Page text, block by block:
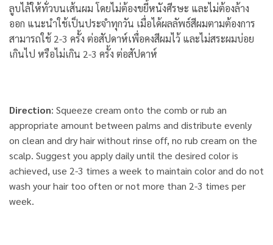
ลูบไล้ให้ทั่วบนเส้นผม โดยไม่ต้องขยี้หนังศีรษะ และไม่ต้องล้าง
ออก แนะนำใช้เป็นประจำทุกวัน เมื่อได้ผลลัพธ์สีผมตามต้องการ
สามารถใช้ 2-3 ครั้ง ต่อสัปดาห์เพื่อคงสีผมไว้ และไม่สระผมบ่อย
เกินไป หรือไม่เกิน 2-3 ครั้ง ต่อสัปดาห์
Direction: Squeeze cream onto the comb or rub an
appropriate amount between palms and distribute evenly
on clean and dry hair without rinse off, no rub cream on the
scalp. Suggest you apply daily until the desired color is
achieved, use 2-3 times a week to maintain color and do not
wash your hair too often or not more than 2-3 times per
week.